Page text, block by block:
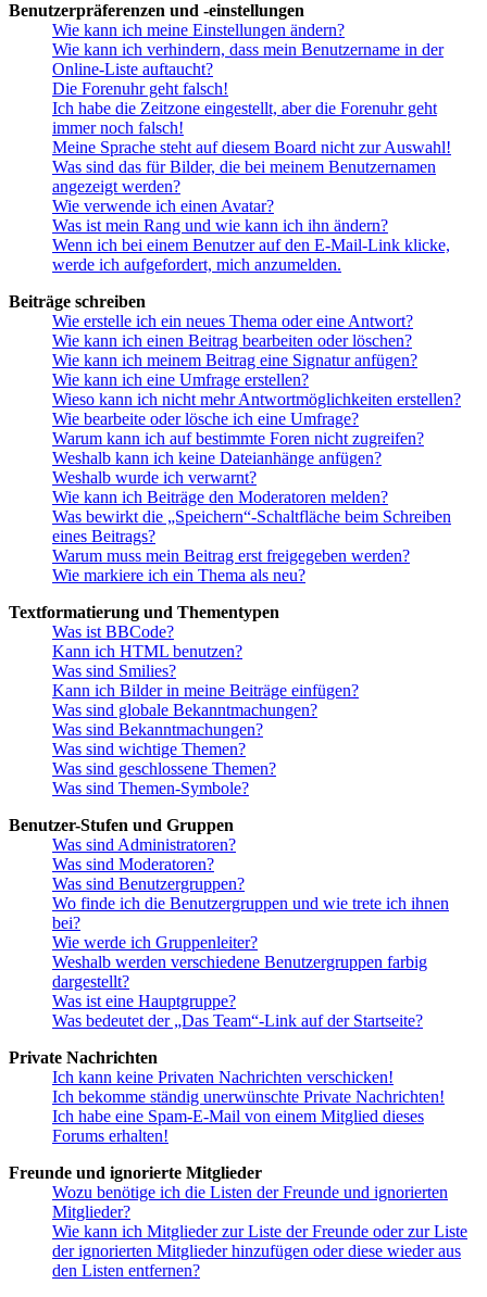
Benutzerpräferenzen und -einstellungen
Wie kann ich meine Einstellungen ändern?
Wie kann ich verhindern, dass mein Benutzername in der
Online-Liste auftaucht?
Die Forenuhr geht falsch!
Ich habe die Zeitzone eingestellt, aber die Forenuhr geht
immer noch falsch!
Meine Sprache steht auf diesem Board nicht zur Auswahl!
Was sind das für Bilder, die bei meinem Benutzernamen
angezeigt werden?
Wie verwende ich einen Avatar?
Was ist mein Rang und wie kann ich ihn ändern?
Wenn ich bei einem Benutzer auf den E-Mail-Link klicke,
werde ich aufgefordert, mich anzumelden.
Beiträge schreiben
Wie erstelle ich ein neues Thema oder eine Antwort?
Wie kann ich einen Beitrag bearbeiten oder löschen?
Wie kann ich meinem Beitrag eine Signatur anfügen?
Wie kann ich eine Umfrage erstellen?
Wieso kann ich nicht mehr Antwortmöglichkeiten erstellen?
Wie bearbeite oder lösche ich eine Umfrage?
Warum kann ich auf bestimmte Foren nicht zugreifen?
Weshalb kann ich keine Dateianhänge anfügen?
Weshalb wurde ich verwarnt?
Wie kann ich Beiträge den Moderatoren melden?
Was bewirkt die „Speichern“-Schaltfläche beim Schreiben
eines Beitrags?
Warum muss mein Beitrag erst freigegeben werden?
Wie markiere ich ein Thema als neu?
Textformatierung und Thementypen
Was ist BBCode?
Kann ich HTML benutzen?
Was sind Smilies?
Kann ich Bilder in meine Beiträge einfügen?
Was sind globale Bekanntmachungen?
Was sind Bekanntmachungen?
Was sind wichtige Themen?
Was sind geschlossene Themen?
Was sind Themen-Symbole?
Benutzer-Stufen und Gruppen
Was sind Administratoren?
Was sind Moderatoren?
Was sind Benutzergruppen?
Wo finde ich die Benutzergruppen und wie trete ich ihnen
bei?
Wie werde ich Gruppenleiter?
Weshalb werden verschiedene Benutzergruppen farbig
dargestellt?
Was ist eine Hauptgruppe?
Was bedeutet der „Das Team“-Link auf der Startseite?
Private Nachrichten
Ich kann keine Privaten Nachrichten verschicken!
Ich bekomme ständig unerwünschte Private Nachrichten!
Ich habe eine Spam-E-Mail von einem Mitglied dieses
Forums erhalten!
Freunde und ignorierte Mitglieder
Wozu benötige ich die Listen der Freunde und ignorierten
Mitglieder?
Wie kann ich Mitglieder zur Liste der Freunde oder zur Liste
der ignorierten Mitglieder hinzufügen oder diese wieder aus
den Listen entfernen?